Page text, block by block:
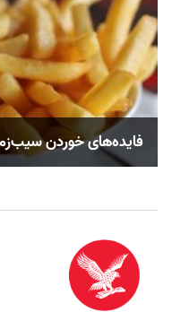
فایده‌های خوردن